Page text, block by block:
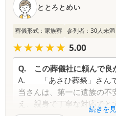
手配してくださり本当に驚
せんよ！プランも素晴らし
Q. 故人との思い出を一つ
A.代表を勤めていた故人
がらも、家族旅行や地元同
ちこちに顔を出していまし
ます。
Q. 葬儀社をどのように探
続きを
ととろとめい
葬儀形式： 家族葬 参列者： 30人未満
★★★★★
★★★★★ 5.00
Q. この葬儀社に頼んで良
A.
「あさひ葬祭」さん
当さんは、第一に遺族の不
え、親身で丁寧な対応でと